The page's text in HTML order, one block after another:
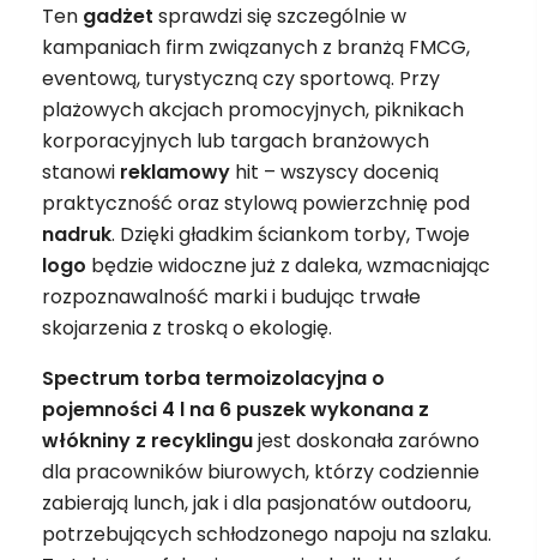
Ten gadżet sprawdzi się szczególnie w
kampaniach firm związanych z branżą FMCG,
eventową, turystyczną czy sportową. Przy
plażowych akcjach promocyjnych, piknikach
korporacyjnych lub targach branżowych
stanowi reklamowy hit – wszyscy docenią
praktyczność oraz stylową powierzchnię pod
nadruk. Dzięki gładkim ściankom torby, Twoje
logo będzie widoczne już z daleka, wzmacniając
rozpoznawalność marki i budując trwałe
skojarzenia z troską o ekologię.
Spectrum torba termoizolacyjna o
pojemności 4 l na 6 puszek wykonana z
włókniny z recyklingujest doskonała zarówno
dla pracowników biurowych, którzy codziennie
zabierają lunch, jak i dla pasjonatów outdooru,
potrzebujących schłodzonego napoju na szlaku.